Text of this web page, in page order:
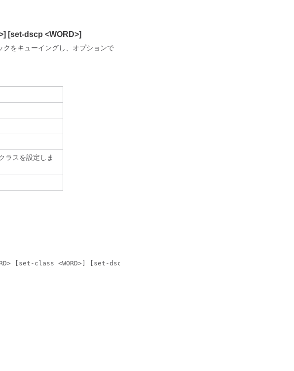
[set-dscp <WORD>]
をキューイングし、オプションで
ラスを設定しま
[set-class <WORD>] [set-dscp <WORD>]